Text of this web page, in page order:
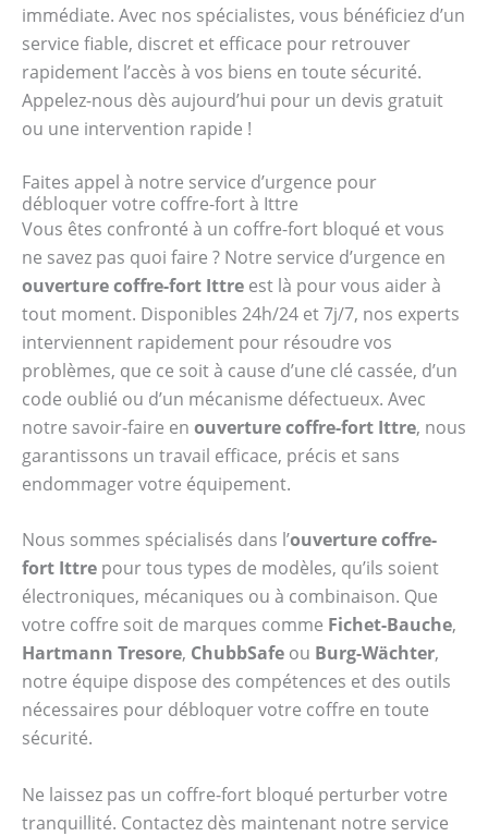
immédiate. Avec nos spécialistes, vous bénéficiez d’un
service fiable, discret et efficace pour retrouver
rapidement l’accès à vos biens en toute sécurité.
Appelez-nous dès aujourd’hui pour un devis gratuit
ou une intervention rapide !
Faites appel à notre service d’urgence pour
débloquer votre coffre-fort à Ittre
Vous êtes confronté à un coffre-fort bloqué et vous
ne savez pas quoi faire ? Notre service d’urgence en
ouverture coffre-fort Ittre est là pour vous aider à
tout moment. Disponibles 24h/24 et 7j/7, nos experts
interviennent rapidement pour résoudre vos
problèmes, que ce soit à cause d’une clé cassée, d’un
code oublié ou d’un mécanisme défectueux. Avec
notre savoir-faire en ouverture coffre-fort Ittre, nous
garantissons un travail efficace, précis et sans
endommager votre équipement.
Nous sommes spécialisés dans l’ouverture coffre-
fort Ittre pour tous types de modèles, qu’ils soient
électroniques, mécaniques ou à combinaison. Que
votre coffre soit de marques comme Fichet-Bauche,
Hartmann Tresore, ChubbSafe ou Burg-Wächter,
notre équipe dispose des compétences et des outils
nécessaires pour débloquer votre coffre en toute
sécurité.
Ne laissez pas un coffre-fort bloqué perturber votre
tranquillité. Contactez dès maintenant notre service